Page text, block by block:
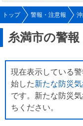
トップ 警報・注意報
糸満市の警報
現在表示している
始した新たな防災
です。新たな防災
ちください。